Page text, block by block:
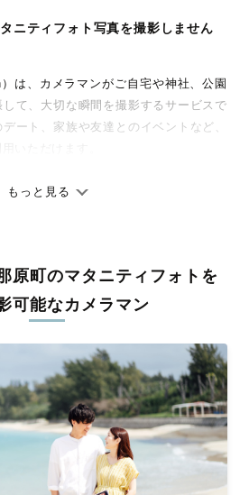
ニティフォト写真を撮影しません
は、カメラマンがご自宅や神社、公園
て、大切な瞬間を撮影するサービスで
ート、家族や友達とのイベントなど、
に、何十年経っても見返したくなるよ
わかりやすく安心の価格設定です。オ
査に合格し、撮影技術やホスピタリテ
ラマンが全国47都道府県に在籍してい
を美しく仕上げます
術で写真の明るさや色合いを丁寧に調
つつも、おしゃれで洗練された仕上がり
を撮ってほしかった！」と思える一枚に
ブグラフの 撮影事例をご覧ください。
もっと見る
原町のマタニティフォトを
可能なカメラマン